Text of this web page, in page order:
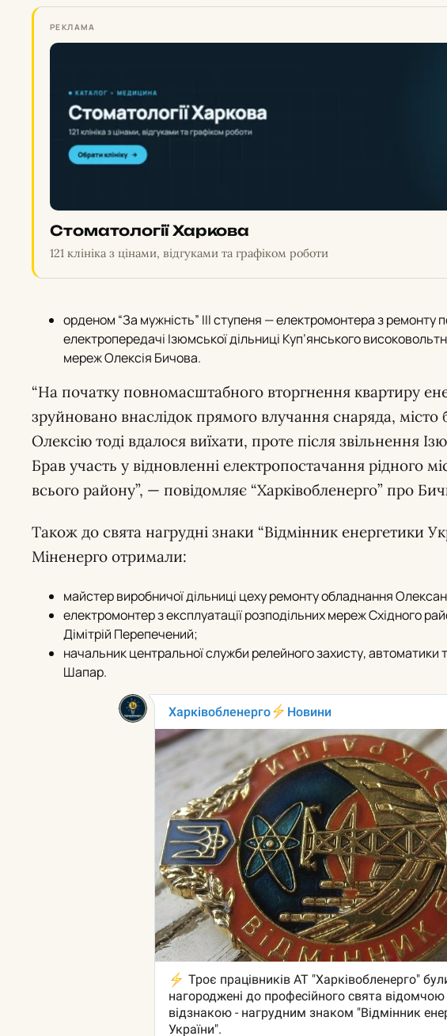
РЕКЛАМА
Стоматології Харкова
121 клініка з цінами, відгуками та графіком роботи
орденом “За мужність” III ступеня — електромонтера з ремонту
електропередачі Ізюмської дільниці Куп’янського
мереж Олексія Бичова.
“На початку повномасштабного вторгнення квартиру
зруйновано внаслідок прямого влучання снаряда, місто
Олексію тоді вдалося виїхати, проте після звільнення
Брав участь у відновленні електропостачання рідного
всього району”, — повідомляє “Харківобленерго” про
Також до свята нагрудні знаки “Відмінник енергетики
Міненерго отримали:
майстер виробничої дільниці цеху ремонту обладнання
електромонтер з експлуатації розподільних мереж Східного
Дімітрій Перепечений;
начальник центральної служби релейного захисту,
Шапар.